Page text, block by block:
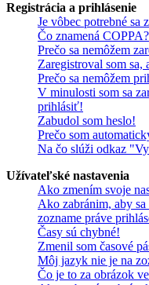
Registrácia a prihlásenie
Je vôbec potrebné sa
Čo znamená COPPA?
Prečo sa nemôžem
Zaregistroval som sa,
Prečo sa nemôžem
V minulosti som sa
prihlásiť!
Zabudol som heslo!
Prečo som
Na čo slúži odkaz
Užívateľské nastavenia
Ako zmením svoje
Ako zabránim, aby
zozname práve
Časy sú chybné!
Zmenil som časové
Môj jazyk nie je na
Čo je to za obrázok